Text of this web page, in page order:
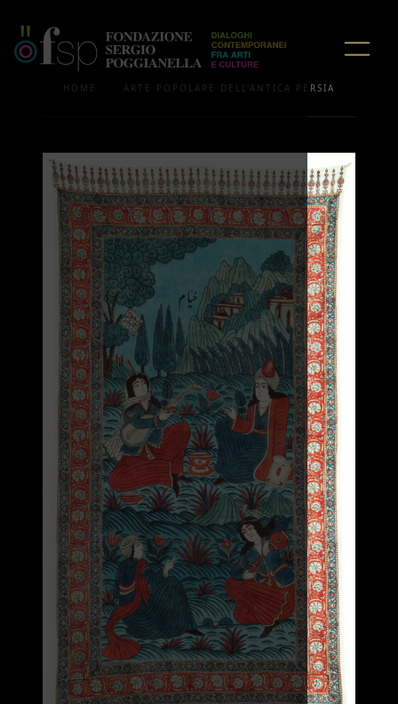
HOME ARTE POPOLARE DELL'ANTICA PERSIA